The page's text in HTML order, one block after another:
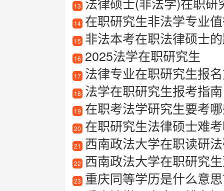
13
14 在职研究生非法学专业
15 非法本考在职法律硕士
16 2025法学在职研究生
17 法律专业在职研究生报
18 法学在职研究生报考指
19 在职考法学研究生要考
20 在职研究生法律硕士难
21 西南政法大学在职读研
22 西南政法大学在职研究
23 重庆同等学历是什么意